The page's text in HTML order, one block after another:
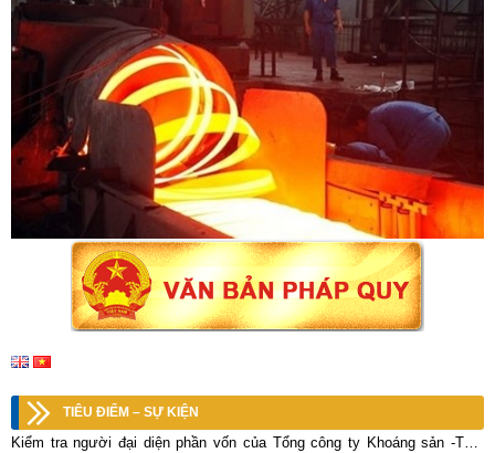
TIÊU ĐIỂM – SỰ KIỆN
Kiểm tra người đại diện phần vốn của Tổng công ty Khoáng sản -TKV